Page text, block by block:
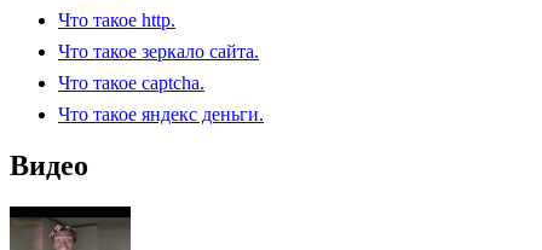
Что такое http.
Что такое зеркало сайта.
Что такое captcha.
Что такое яндекс деньги.
Видео